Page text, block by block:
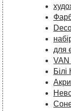
для
VAN
Білі